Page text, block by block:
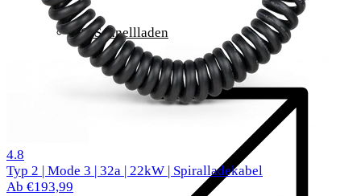
DC-Schnellladen
4.8
Typ 2 | Mode 3 | 32a | 22kW | Spiralladekabel
Ab €193,99